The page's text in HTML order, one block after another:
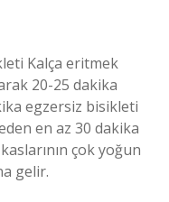
Kalça eritmek
20-25 dakika
egzersiz bisikleti
en az 30 dakika
çok yoğun
gelir.